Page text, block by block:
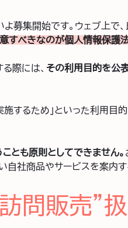
募集開始です。ウェブ上で
意すべきなのが個人情報保護
際には、 その利用目的を公
実施するため」といった利用
とも原則としてできません。
自社商品やサービスを案内す
問販売”